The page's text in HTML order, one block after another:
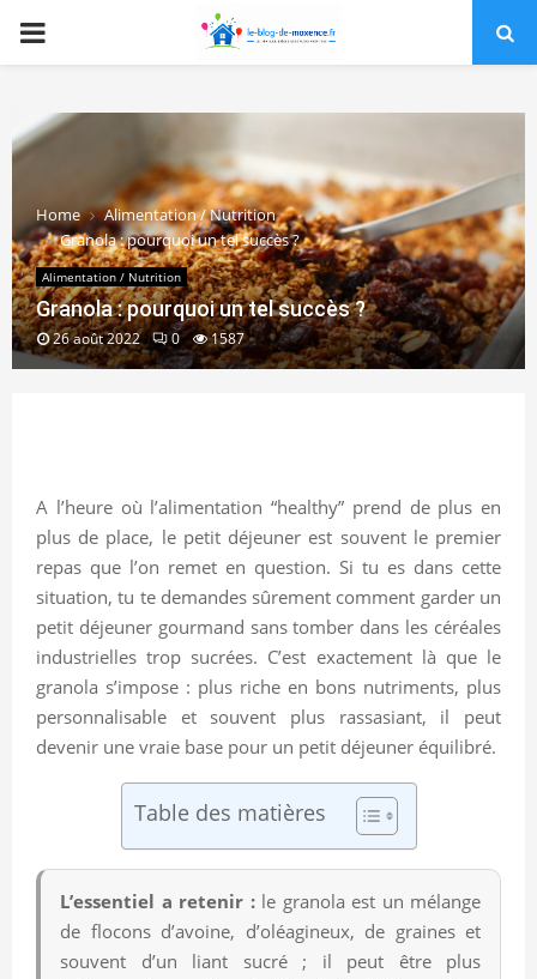
PRIMARY
Home
Alimentation / Nutrition
Granola : pourquoi un tel succès ?
Alimentation / Nutrition
Granola : pourquoi un tel succès ?
26 août 2022 0 1587
A l’heure où l’alimentation “healthy” prend de plus en
plus de place, le petit déjeuner est souvent le premier
repas que l’on remet en question. Si tu es dans cette
situation, tu te demandes sûrement comment garder un
petit déjeuner gourmand sans tomber dans les céréales
industrielles trop sucrées. C’est exactement là que le
granola s’impose : plus riche en bons nutriments, plus
personnalisable et souvent plus rassasiant, il peut
devenir une vraie base pour un petit déjeuner équilibré.
Table des matières
L’essentiel a retenir :le granola est un mélange
de flocons d’avoine, d’oléagineux, de graines et
souvent d’un liant sucré ; il peut être plus